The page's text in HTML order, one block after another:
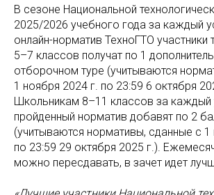
В сезоне Национальной
2025/2026 учебного года за каждый
онлайн-норматив ТехноГТО участники
5–7 классов получат по 1
отборочном туре (учитываются
1 ноября 2024 г. по 23:59 6 октября
Школьникам 8–11 классов за
пройденный норматив добавят по 2
(учитываются нормативы, сданные с 1
по 23:59 29 октября 2025 г.).
можно пересдавать, в зачет идет